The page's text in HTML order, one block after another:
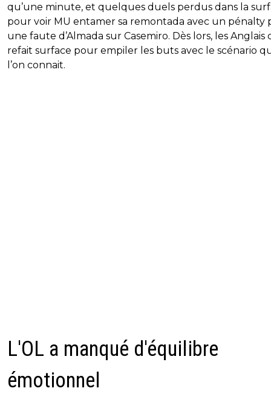
qu’une minute, et quelques duels perdus dans la
pour voir MU entamer sa remontada avec un pénalty
une faute d’Almada sur Casemiro. Dès lors, les Anglais
refait surface pour empiler les buts avec le scénario
l’on connait.
L'OL a manqué d'équilibre
émotionnel